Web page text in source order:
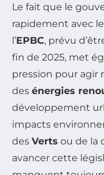
Le fait que le
rapidement avec
l’EPBC, prévu
fin de 2025, met
pression pour agir
des énergies
développement
impacts
des Verts ou de la
avancer cette